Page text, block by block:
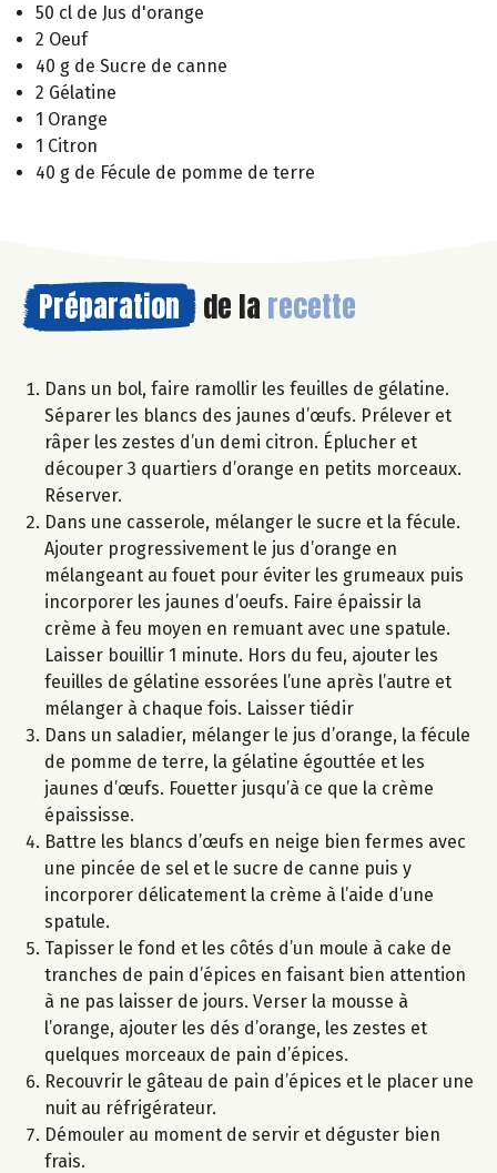
50 cl de Jus d'orange
2 Oeuf
40 g de Sucre de canne
2 Gélatine
1 Orange
1 Citron
40 g de Fécule de pomme de terre
Préparation de la recette
Dans un bol, faire ramollir les feuilles de gélatine.
Séparer les blancs des jaunes d’œufs. Prélever et
râper les zestes d’un demi citron. Éplucher et
découper 3 quartiers d’orange en petits morceaux.
Réserver.
Dans une casserole, mélanger le sucre et la fécule.
Ajouter progressivement le jus d’orange en
mélangeant au fouet pour éviter les grumeaux puis
incorporer les jaunes d’oeufs. Faire épaissir la
crème à feu moyen en remuant avec une spatule.
Laisser bouillir 1 minute. Hors du feu, ajouter les
feuilles de gélatine essorées l’une après l’autre et
mélanger à chaque fois. Laisser tiédir
Dans un saladier, mélanger le jus d’orange, la fécule
de pomme de terre, la gélatine égouttée et les
jaunes d’œufs. Fouetter jusqu’à ce que la crème
épaississe.
Battre les blancs d’œufs en neige bien fermes avec
une pincée de sel et le sucre de canne puis y
incorporer délicatement la crème à l’aide d’une
spatule.
Tapisser le fond et les côtés d’un moule à cake de
tranches de pain d’épices en faisant bien attention
à ne pas laisser de jours. Verser la mousse à
l’orange, ajouter les dés d’orange, les zestes et
quelques morceaux de pain d’épices.
Recouvrir le gâteau de pain d’épices et le placer une
nuit au réfrigérateur.
Démouler au moment de servir et déguster bien
frais.